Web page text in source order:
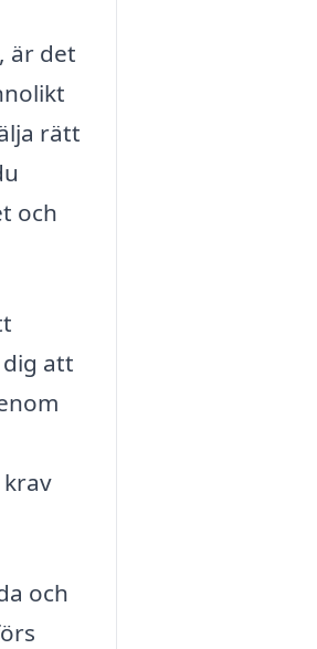
är det
rätt
och
att
och